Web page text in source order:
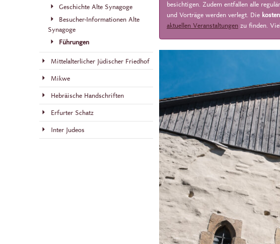
besichtigen. Zudem entfallen alle
und Vorträge werden verlegt. Die
aktuellen Veranstaltungen zu finden.
Geschichte Alte Synagoge
Besucher-Informationen Alte
Synagoge
Führungen
Mittelalterlicher Jüdischer Friedhof
Mikwe
Hebräische Handschriften
Erfurter Schatz
Inter Judeos